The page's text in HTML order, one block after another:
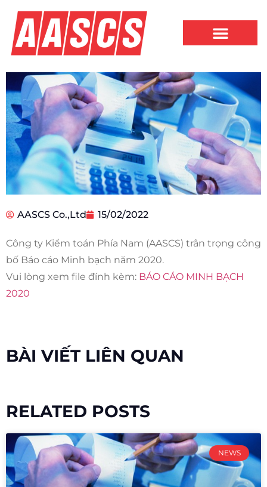
AASCS Co.,Ltd 15/02/2022
Công ty Kiểm toán Phía Nam (AASCS) trân trọng công
bố Báo cáo Minh bạch năm 2020.
Vui lòng xem file đính kèm: BÁO CÁO MINH BẠCH
2020
BÀI VIẾT LIÊN QUAN
RELATED POSTS
NEWS